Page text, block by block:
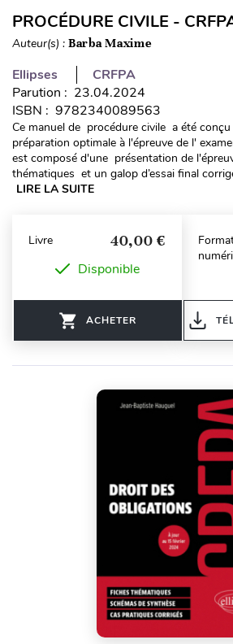
PROCÉDURE CIVILE -
Auteur(s) : Barba Maxime
Ellipses
CRFPA
Parution : 23.04.2024
ISBN : 9782340089563
Ce manuel de procédure civile a été
préparation optimale à l'épreuve de l'
est composé d'une présentation de
thématiques et un galop d’essai final
LIRE LA SUITE
Livre 40,00 €
Disponible
ACHETER